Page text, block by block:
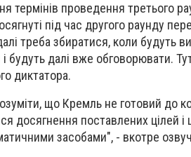
термінів проведення третього
під час другого раунду
треба збиратися, коли будуть
будуть далі вже обговорювати.
диктатора.
що Кремль не готовий до
досягнення поставлених цілей і
засобами", - вкотре